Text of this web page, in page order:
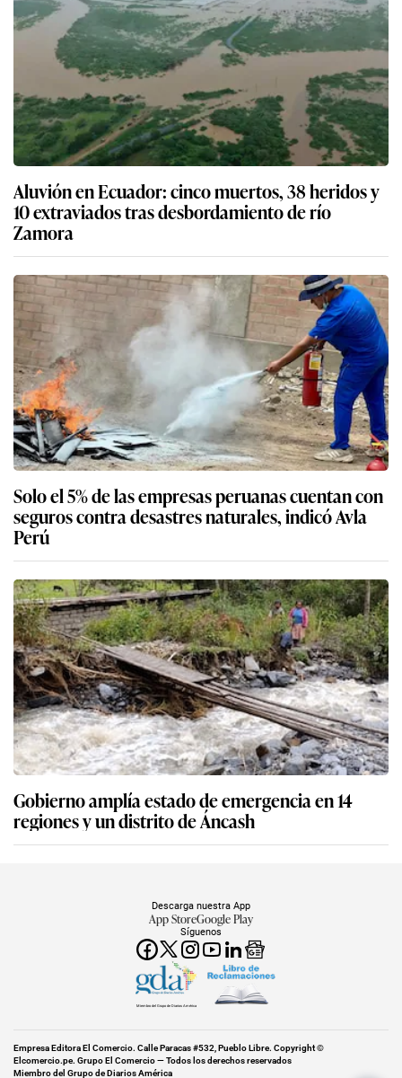
Aluvión en Ecuador: cinco muertos, 38 heridos y
10 extraviados tras desbordamiento de río
Zamora
Solo el 5% de las empresas peruanas cuentan con
seguros contra desastres naturales, indicó Avla
Perú
Gobierno amplía estado de emergencia en 14
regiones y un distrito de Áncash
Síguenos
Descarga nuestra App
App StoreGoogle Play
Miembro del Grupo de Diarios América
Empresa Editora El Comercio. Calle Paracas #532, Pueblo Libre. Copyright ©
Elcomercio.pe. Grupo El Comercio — Todos los derechos reservados
Miembro del Grupo de Diarios América